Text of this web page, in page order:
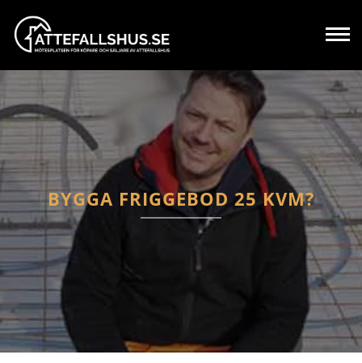
BYGGA FRIGGEBOD 25 KVM?